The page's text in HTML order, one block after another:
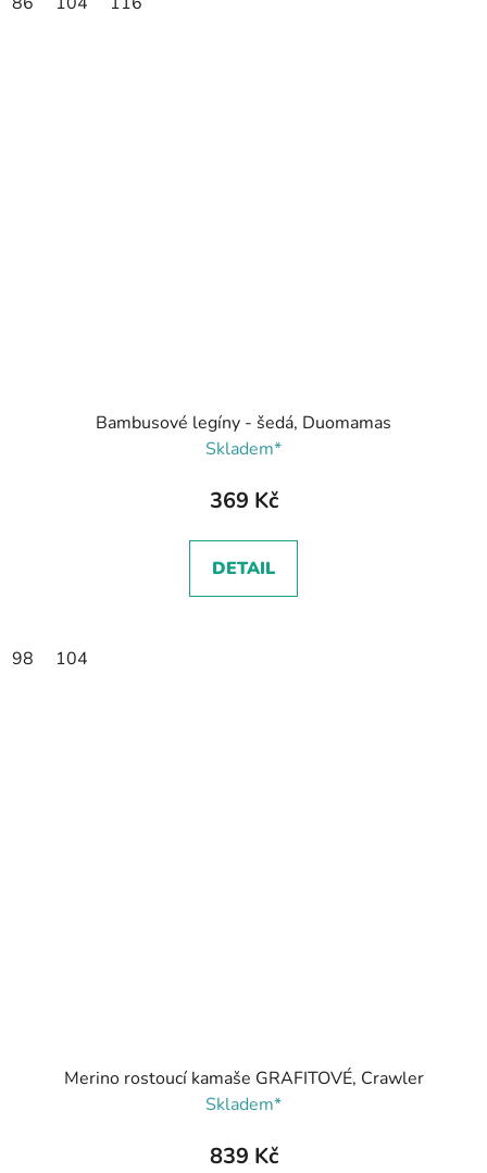
Bambusové legíny - šedá, Duomamas
Skladem*
369 Kč
DETAIL
98 104
Merino rostoucí kamaše GRAFITOVÉ, Crawler
Skladem*
839 Kč